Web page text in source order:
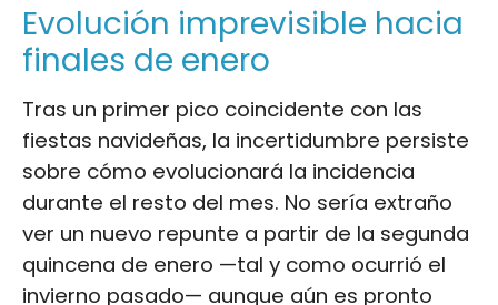
Evolución imprevisible hacia
finales de enero
Tras un primer pico coincidente con las
fiestas navideñas, la incertidumbre persiste
sobre cómo evolucionará la incidencia
durante el resto del mes. No sería extraño
ver un nuevo repunte a partir de la segunda
quincena de enero —tal y como ocurrió el
invierno pasado— aunque aún es pronto